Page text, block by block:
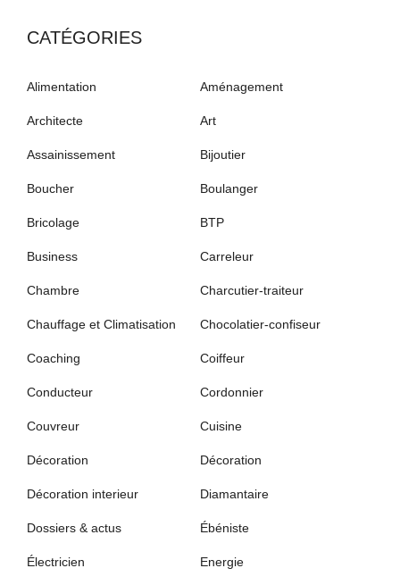
CATÉGORIES
Alimentation Aménagement
Architecte Art
Assainissement Bijoutier
Boucher Boulanger
Bricolage BTP
Business Carreleur
Chambre Charcutier-traiteur
Chauffage et Climatisation Chocolatier-confiseur
Coaching Coiffeur
Conducteur Cordonnier
Couvreur Cuisine
Décoration Décoration
Décoration interieur Diamantaire
Dossiers & actus Ébéniste
Électricien Energie